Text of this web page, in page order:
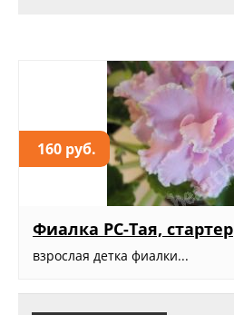
160 руб.
Фиалка РС-Тая, стартер
взрослая детка фиалки...